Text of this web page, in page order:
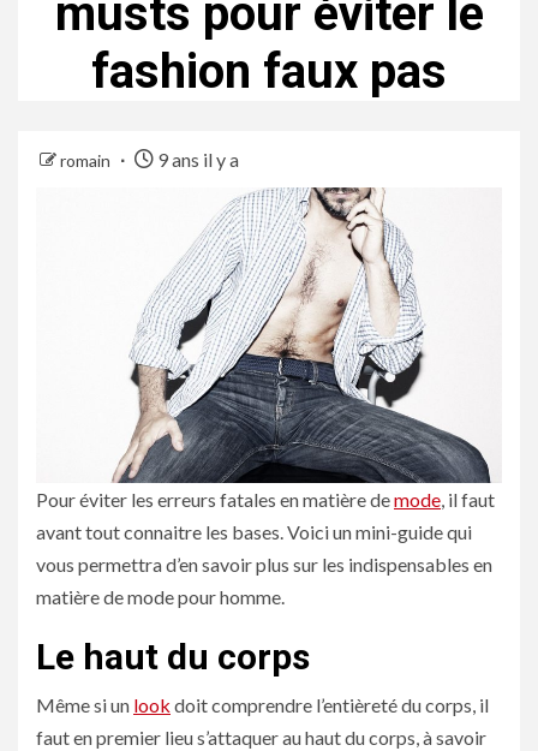
musts pour éviter le
fashion faux pas
romain 9 ans il y a
Pour éviter les erreurs fatales en matière demode, il faut
avant tout connaitre les bases. Voici un mini-guide qui
vous permettra d’en savoir plus sur les indispensables en
matière de mode pour homme.
Le haut du corps
Même si un look doit comprendre l’entièreté du corps, il
faut en premier lieu s’attaquer au haut du corps, à savoir